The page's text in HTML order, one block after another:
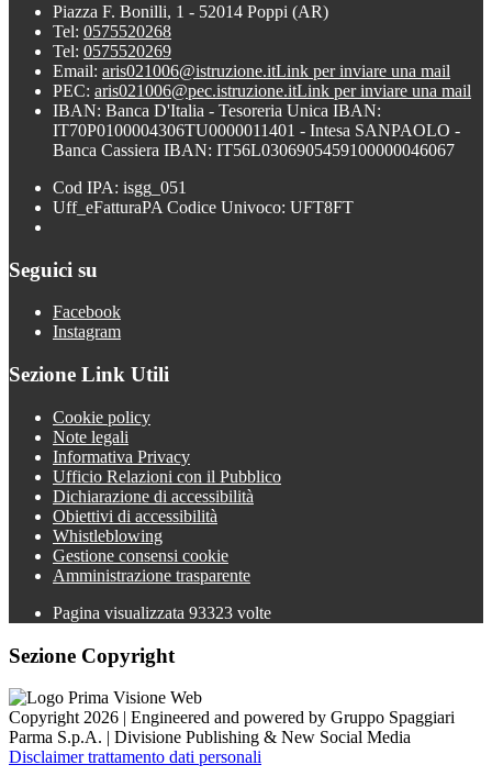
Piazza F. Bonilli, 1 - 52014 Poppi (AR)
Tel: 0575520268
Tel: 0575520269
Email: aris021006@istruzione.itLink per inviare una mail
PEC: aris021006@pec.istruzione.itLink per inviare una mail
IBAN: Banca D'Italia - Tesoreria Unica IBAN:
IT70P0100004306TU0000011401 - Intesa SANPAOLO -
Banca Cassiera IBAN: IT56L0306905459100000046067
Cod IPA: isgg_051
Uff_eFatturaPA Codice Univoco: UFT8FT
Seguici su
Facebook
Instagram
Sezione Link Utili
Cookie policy
Note legali
Informativa Privacy
Ufficio Relazioni con il Pubblico
Dichiarazione di accessibilità
Obiettivi di accessibilità
Whistleblowing
Gestione consensi cookie
Amministrazione trasparente
Pagina visualizzata 93323 volte
Sezione Copyright
Copyright 2026 | Engineered and powered by Gruppo Spaggiari
Parma S.p.A. | Divisione Publishing & New Social Media
Disclaimer trattamento dati personali